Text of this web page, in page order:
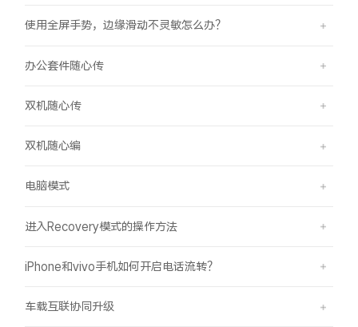
使用全屏手势，边缘滑动不灵敏怎么办？
办公套件随心传
双机随心传
双机随心编
电脑模式
进入Recovery模式的操作方法
iPhone和vivo手机如何开启电话流转？
车载互联协同升级